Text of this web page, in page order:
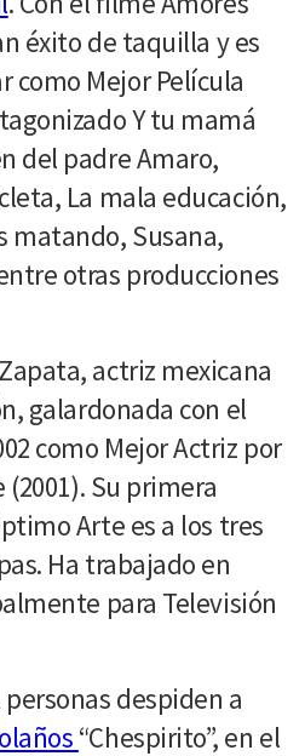
éxito de taquilla y es
como Mejor Película
Y tu mamá
del padre Amaro,
La mala educación,
matando, Susana,
otras producciones
actriz mexicana
galardonada con el
como Mejor Actriz por
Su primera
Arte es a los tres
Ha trabajado en
para Televisión
personas despiden a
“Chespirito”, en el